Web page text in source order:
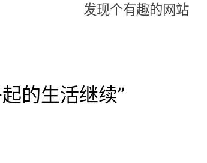
发现个有趣的网站
的生活继续”